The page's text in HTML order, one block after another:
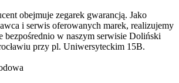
obejmuje zegarek gwarancją. Jako
i serwis oferowanych marek, realizujemy
bezpośrednio w naszym serwisie Doliński
przy pl. Uniwersyteckim 15B.